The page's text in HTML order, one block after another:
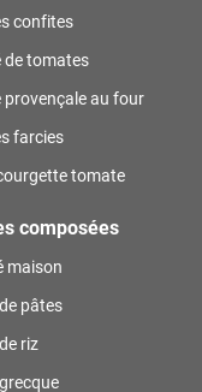
confites
de tomates
provençale au four
farcies
tomate
composées
maison
pâtes
riz